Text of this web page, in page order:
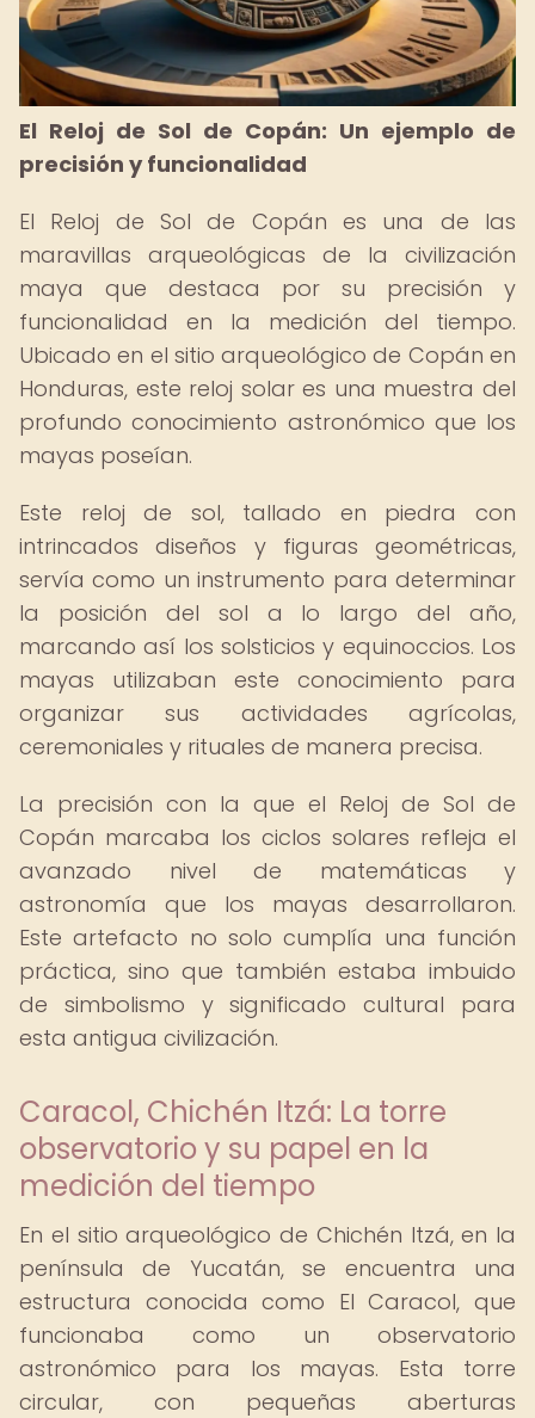
El Reloj de Sol de Copán: Un ejemplo de
precisión y funcionalidad
El Reloj de Sol de Copán es una de las
maravillas arqueológicas de la civilización
maya que destaca por su precisión y
funcionalidad en la medición del tiempo.
Ubicado en el sitio arqueológico de Copán en
Honduras, este reloj solar es una muestra del
profundo conocimiento astronómico que los
mayas poseían.
Este reloj de sol, tallado en piedra con
intrincados diseños y figuras geométricas,
servía como un instrumento para determinar
la posición del sol a lo largo del año,
marcando así los solsticios y equinoccios. Los
mayas utilizaban este conocimiento para
organizar sus actividades agrícolas,
ceremoniales y rituales de manera precisa.
La precisión con la que el Reloj de Sol de
Copán marcaba los ciclos solares refleja el
avanzado nivel de matemáticas y
astronomía que los mayas desarrollaron.
Este artefacto no solo cumplía una función
práctica, sino que también estaba imbuido
de simbolismo y significado cultural para
esta antigua civilización.
Caracol, Chichén Itzá: La torre
observatorio y su papel en la
medición del tiempo
En el sitio arqueológico de Chichén Itzá, en la
península de Yucatán, se encuentra una
estructura conocida como El Caracol, que
funcionaba como un observatorio
astronómico para los mayas. Esta torre
circular, con pequeñas aberturas